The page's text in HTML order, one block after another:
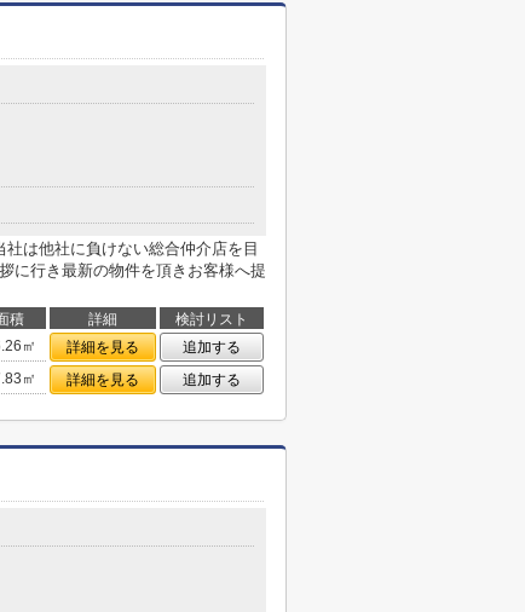
は他社に負けない総合仲介店を目
に行き最新の物件を頂きお客様へ提
積 詳細
検討リスト
㎡ 詳細を見る
追加する
㎡ 詳細を見る 追加する